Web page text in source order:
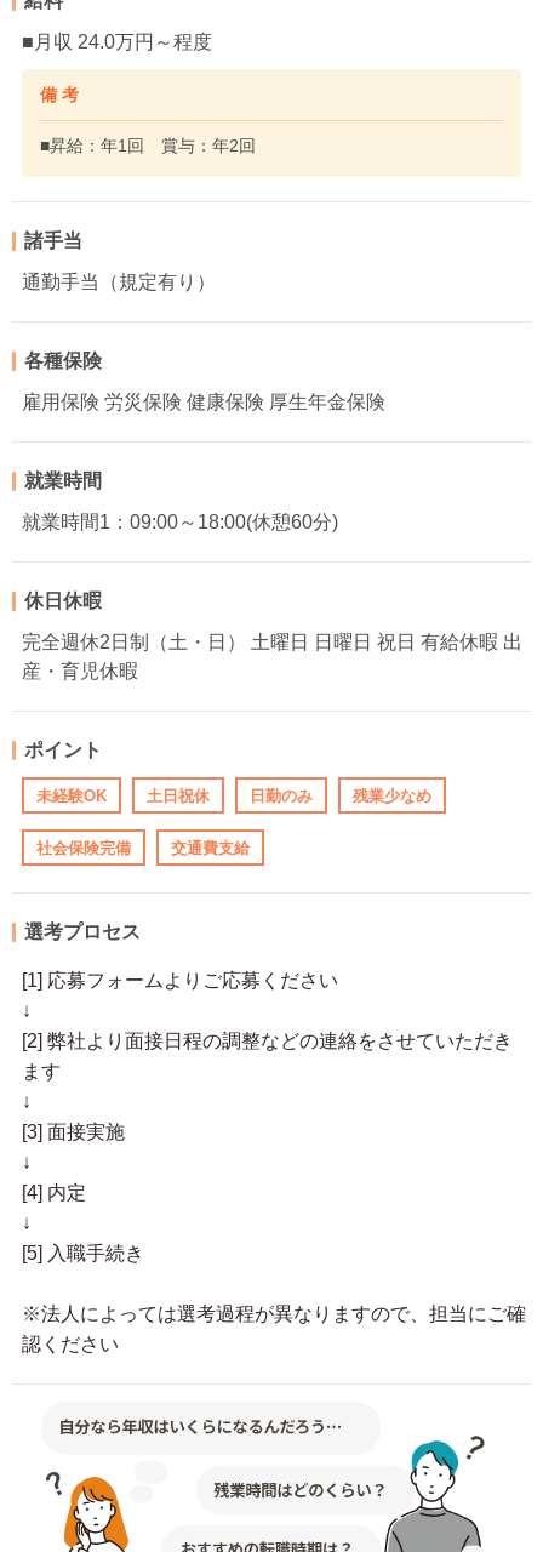
■月収 24.0万円～程度
備 考
■昇給：年1回 賞与：年2回
諸手当
通勤手当（規定有り）
各種保険
雇用保険 労災保険 健康保険 厚生年金保険
就業時間
就業時間1：09:00～18:00(休憩60分)
休日休暇
完全週休2日制（土・日） 土曜日 日曜日 祝日 有給休暇 出
産・育児休暇
ポイント
未経験OK 土日祝休 日勤のみ 残業少なめ
社会保険完備 交通費支給
選考プロセス
[1] 応募フォームよりご応募ください
↓
[2] 弊社より面接日程の調整などの連絡をさせていただき
ます
↓
[3] 面接実施
↓
[4] 内定
↓
[5] 入職手続き
※法人によっては選考過程が異なりますので、担当にご確
認ください